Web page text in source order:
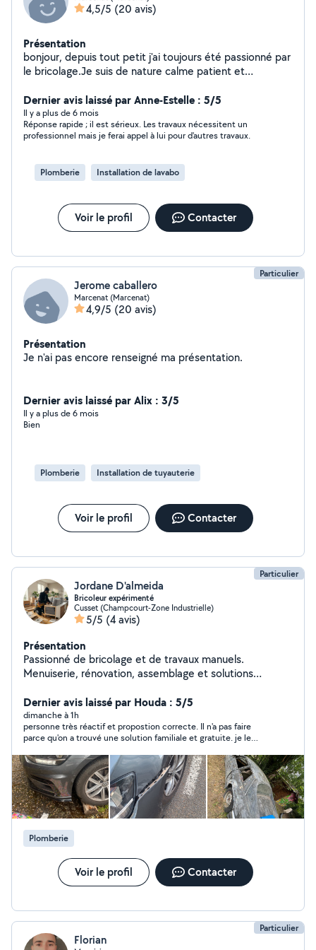
4,5/5 (20 avis)
Présentation
bonjour, depuis tout petit j'ai toujours été passionné par
le bricolage.Je suis de nature calme patient et
un grand plaisir que je viendrais améliorer votre
quotidien.
Dernier avis laissé par Anne-Estelle : 5/5
Il y a plus de 6 mois
Réponse rapide ; il est sérieux. Les travaux nécessitent un
professionnel mais je ferai appel à lui pour d'autres travaux.
Plomberie Installation de lavabo
Voir le profil Contacter
Particulier
Jerome caballero
Marcenat (Marcenat)
4,9/5 (20 avis)
Présentation
Je n'ai pas encore renseigné ma présentation.
Dernier avis laissé par Alix : 3/5
Il y a plus de 6 mois
Bien
Plomberie Installation de tuyauterie
Voir le profil Contacter
Particulier
Jordane D'almeida
Bricoleur expérimenté
Cusset (Champcourt-Zone Industrielle)
5/5 (4 avis)
Présentation
Passionné de bricolage et de travaux manuels.
Menuiserie, rénovation, assemblage et solutions
Dernier avis laissé par Houda : 5/5
dimanche à 1h
personne très réactif et propostion correcte. Il n'a pas faire
parce qu'on a trouvé une solution familiale et gratuite. je le
Plomberie
Voir le profil Contacter
Particulier
Florian